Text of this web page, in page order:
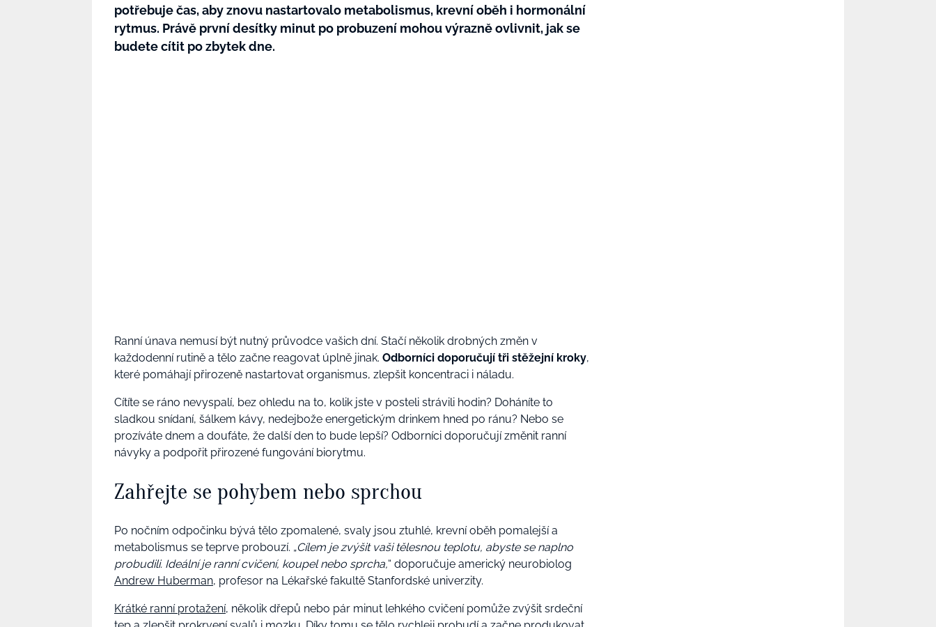
potřebuje čas, aby znovu nastartovalo metabolismus, krevní oběh i hormonální
rytmus. Právě první desítky minut po probuzení mohou výrazně ovlivnit, jak se
budete cítit po zbytek dne.
Ranní únava nemusí být nutný průvodce vašich dní. Stačí několik drobných změn v
každodenní rutině a tělo začne reagovat úplně jinak. Odborníci doporučují tři stěžejní kroky,
které pomáhají přirozeně nastartovat organismus, zlepšit koncentraci i náladu.
Cítíte se ráno nevyspalí, bez ohledu na to, kolik jste v posteli strávili hodin? Doháníte to
sladkou snídaní, šálkem kávy, nedejbože energetickým drinkem hned po ránu? Nebo se
prozíváte dnem a doufáte, že další den to bude lepší? Odborníci doporučují změnit ranní
návyky a podpořit přirozené fungování biorytmu.
Zahřejte se pohybem nebo sprchou
Po nočním odpočinku bývá tělo zpomalené, svaly jsou ztuhlé, krevní oběh pomalejší a
metabolismus se teprve probouzí. „Cílem je zvýšit vaši tělesnou teplotu, abyste se naplno
probudili. Ideální je ranní cvičení, koupel nebo sprcha,“ doporučuje americký neurobiolog
Andrew Huberman, profesor na Lékařské fakultě Stanfordské univerzity.
Krátké ranní protažení, několik dřepů nebo pár minut lehkého cvičení pomůže zvýšit srdeční